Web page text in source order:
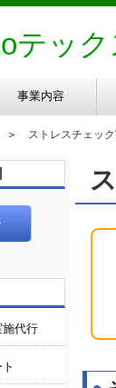
テック
事業内容
＞ ストレスチェッ
施代行